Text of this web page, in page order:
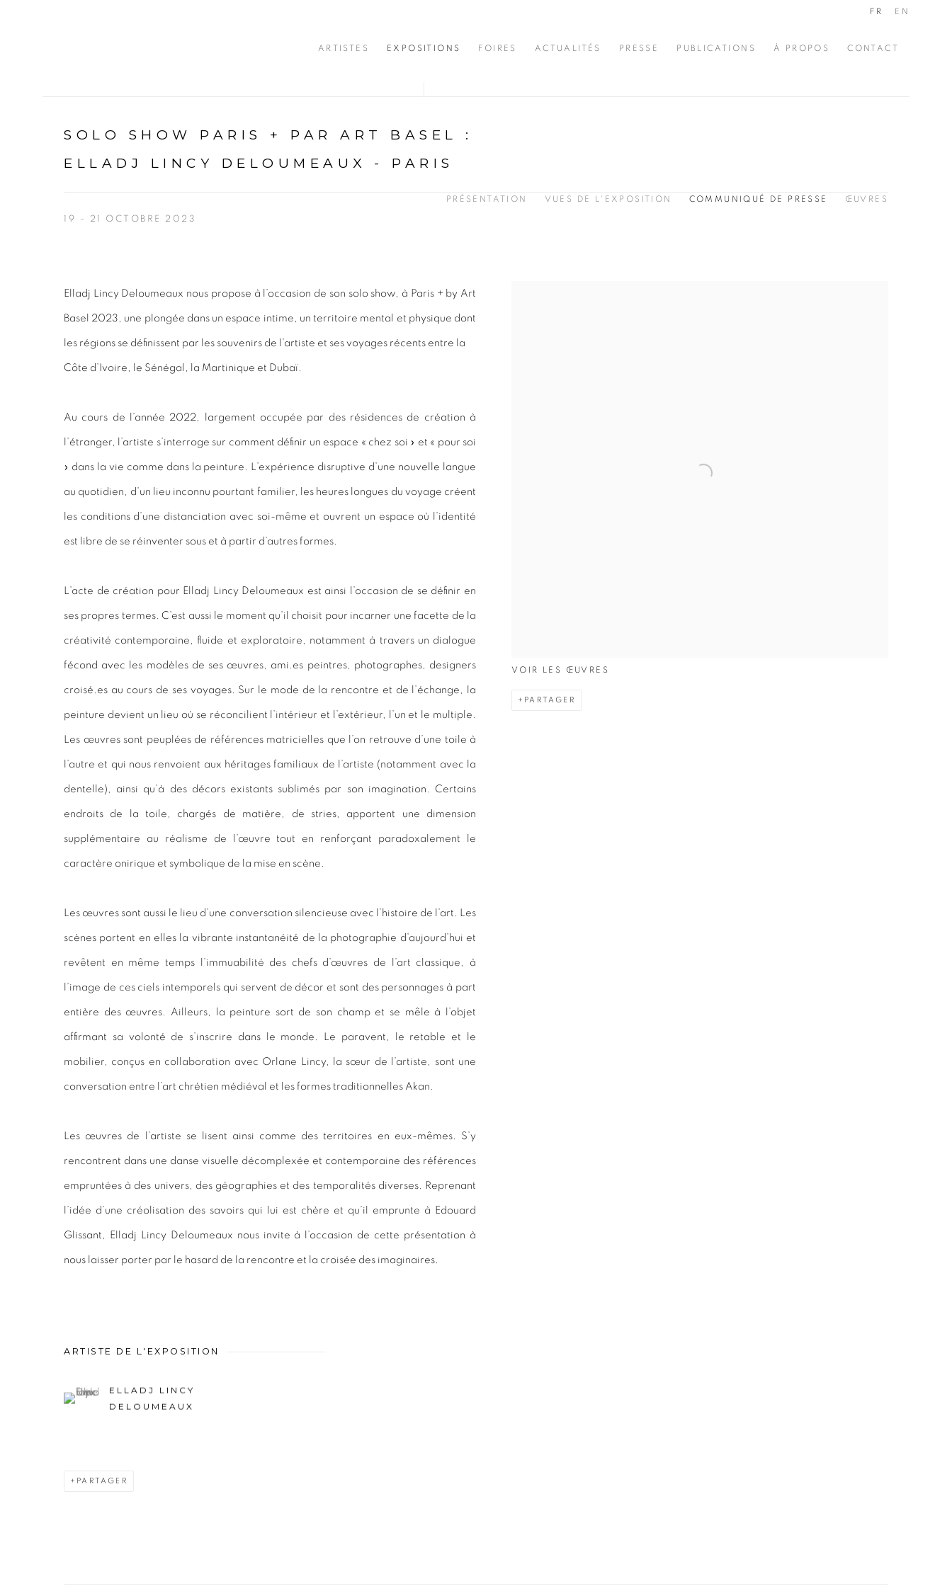
ARTISTES EXPOSITIONS FOIRES ACTUALITÉS PRESSE PUBLICATIONS À PROPOS CONTACT
FR EN
SOLO SHOW PARIS + PAR ART BASEL :
ELLADJ LINCY DELOUMEAUX - PARIS
19 - 21 OCTOBRE 2023
PRÉSENTATION VUES DE L'EXPOSITION COMMUNIQUÉ DE PRESSE ŒUVRES
VOIR LES ŒUVRES
PARTAGER
Elladj Lincy Deloumeaux nous propose à l’occasion de son solo show, à Paris + by Art
Basel 2023, une plongée dans un espace intime, un territoire mental et physique dont
les régions se définissent par les souvenirs de l’artiste et ses voyages récents entre la
Côte d’Ivoire, le Sénégal, la Martinique et Dubaï.
Au cours de l’année 2022, largement occupée par des résidences de création à
l’étranger, l’artiste s’interroge sur comment définir un espace « chez soi » et « pour soi
» dans la vie comme dans la peinture. L’expérience disruptive d’une nouvelle langue
au quotidien, d’un lieu inconnu pourtant familier, les heures longues du voyage créent
les conditions d’une distanciation avec soi-même et ouvrent un espace où l’identité
est libre de se réinventer sous et à partir d’autres formes.
L’acte de création pour Elladj Lincy Deloumeaux est ainsi l’occasion de se définir en
ses propres termes. C’est aussi le moment qu’il choisit pour incarner une facette de la
créativité contemporaine, fluide et exploratoire, notamment à travers un dialogue
fécond avec les modèles de ses œuvres, ami.es peintres, photographes, designers
croisé.es au cours de ses voyages. Sur le mode de la rencontre et de l’échange, la
peinture devient un lieu où se réconcilient l’intérieur et l’extérieur, l’un et le multiple.
Les œuvres sont peuplées de références matricielles que l’on retrouve d’une toile à
l’autre et qui nous renvoient aux héritages familiaux de l’artiste (notamment avec la
dentelle), ainsi qu’à des décors existants sublimés par son imagination. Certains
endroits de la toile, chargés de matière, de stries, apportent une dimension
supplémentaire au réalisme de l’œuvre tout en renforçant paradoxalement le
caractère onirique et symbolique de la mise en scène.
Les œuvres sont aussi le lieu d’une conversation silencieuse avec l’histoire de l’art. Les
scènes portent en elles la vibrante instantanéité de la photographie d’aujourd’hui et
revêtent en même temps l’immuabilité des chefs d’œuvres de l’art classique, à
l’image de ces ciels intemporels qui servent de décor et sont des personnages à part
entière des œuvres. Ailleurs, la peinture sort de son champ et se mêle à l’objet
affirmant sa volonté de s’inscrire dans le monde. Le paravent, le retable et le
mobilier, conçus en collaboration avec Orlane Lincy, la sœur de l’artiste, sont une
conversation entre l’art chrétien médiéval et les formes traditionnelles Akan.
Les œuvres de l’artiste se lisent ainsi comme des territoires en eux-mêmes. S’y
rencontrent dans une danse visuelle décomplexée et contemporaine des références
empruntées à des univers, des géographies et des temporalités diverses. Reprenant
l’idée d’une créolisation des savoirs qui lui est chère et qu’il emprunte à Edouard
Glissant, Elladj Lincy Deloumeaux nous invite à l’occasion de cette présentation à
nous laisser porter par le hasard de la rencontre et la croisée des imaginaires.
ARTISTE DE L'EXPOSITION
ELLADJ LINCY
DELOUMEAUX
PARTAGER